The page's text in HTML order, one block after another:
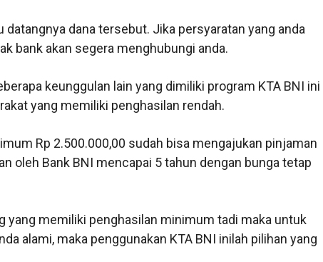
dana tersebut. Jika persyaratan yang anda
bank akan segera menghubungi anda.
keunggulan lain yang dimiliki program KTA BNI ini
yang memiliki penghasilan rendah.
Rp 2.500.000,00 sudah bisa mengajukan pinjaman
oleh Bank BNI mencapai 5 tahun dengan bunga tetap
yang memiliki penghasilan minimum tadi maka untuk
alami, maka penggunakan KTA BNI inilah pilihan yang